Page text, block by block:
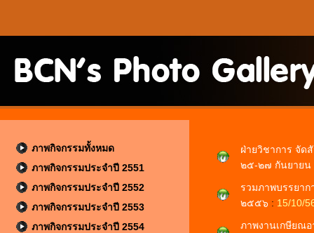
ภาพกิจกรรมทั้งหมด
ภาพกิจกรรมประจำปี 2551
ภาพกิจกรรมประจำปี 2552
ภาพกิจกรรมประจำปี 2553
ภาพกิจกรรมประจำปี 2554
ฝ่ายวิชาการ จัด
๒๕-๒๗ กันยาย
รวมภาพบรรยา
๒๕๕๖ : 15/10/
ภาพงานเกษียณ